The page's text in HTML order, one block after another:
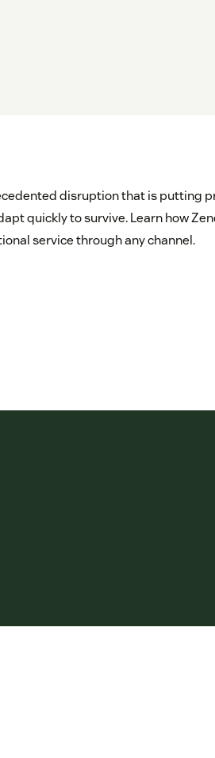
disruption that is putting
quickly to survive. Learn how
service through any channel.